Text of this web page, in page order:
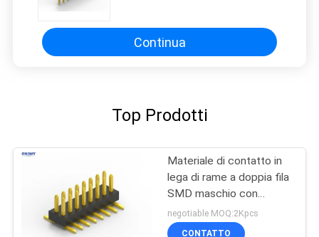
Continua
Top Prodotti
Materiale di contatto in
lega di rame a doppia fila
SMD maschio con
connettore di
intestazione a 14 pin
negotiable MOQ:2Kpcs
CONTATTO